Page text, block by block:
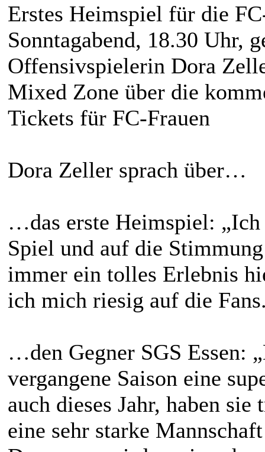
Erstes Heimspiel für die
Sonntagabend, 18.30 Uhr,
Offensivspielerin Dora
Mixed Zone über die
Tickets für FC-Frauen
Dora Zeller sprach über…
…das erste Heimspiel: „Ich
Spiel und auf die
immer ein tolles Erlebnis
ich mich riesig auf die
…den Gegner SGS Essen:
vergangene Saison eine
auch dieses Jahr, haben
eine sehr starke